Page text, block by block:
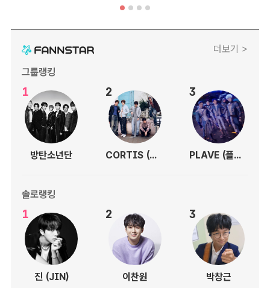
더보기 >
그룹랭킹
1
방탄소년단
2
CORTIS (코르티스)
3
PLAVE (플레이브)
솔로랭킹
1
진 (JIN)
2
이찬원
3
박창근